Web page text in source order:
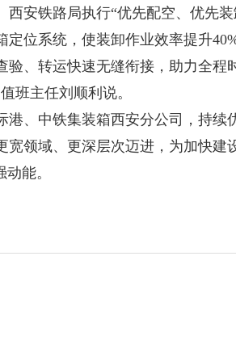
铁路局执行“优先配空、优先装
位系统，使装卸作业效率提升
、转运快速无缝衔接，助力全
班主任刘顺利说。
、中铁集装箱西安分公司，持续
宽领域、更深层次迈进，为加快
能。